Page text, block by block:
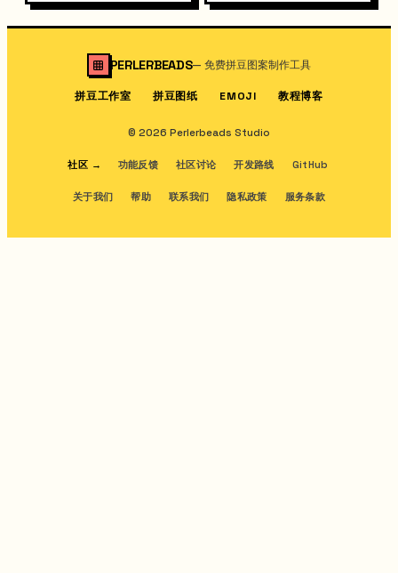
PERLERBEADS—免费拼豆图案制作工具
拼豆工作室 拼豆图纸 EMOJI 教程博客
© 2026 Perlerbeads Studio
社区 → 功能反馈 社区讨论 开发路线 GitHub
关于我们 帮助 联系我们 隐私政策 服务条款